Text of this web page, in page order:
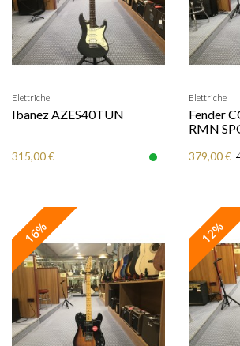
Elettriche
Ibanez AZES40TUN
315,00 €
Elettriche
Fender
RMN
379,00 €
16% 12%